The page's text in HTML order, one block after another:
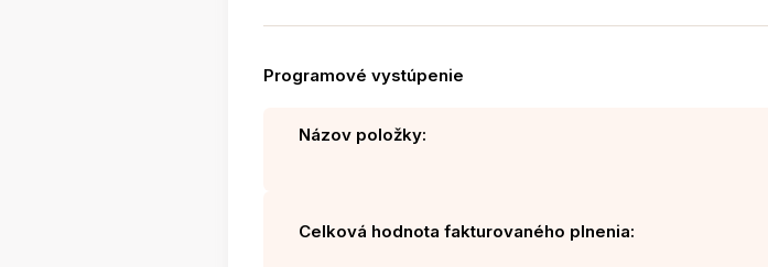
Programové vystúpenie
Názov položky:
Celková hodnota fakturovaného plnenia: